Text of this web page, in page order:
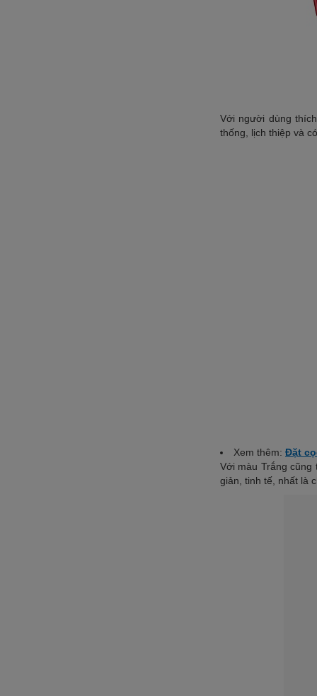
Với người dùng
thống, lịch thiệp và
Xem thêm: Đặt
Với màu Trắng
giản, tinh tế, nhất là